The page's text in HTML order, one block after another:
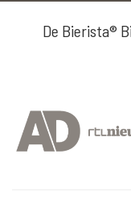
De Bierista®